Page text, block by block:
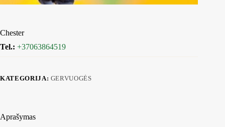
Chester
Tel.: +37063864519
KATEGORIJA: GERVUOGĖS
Aprašymas